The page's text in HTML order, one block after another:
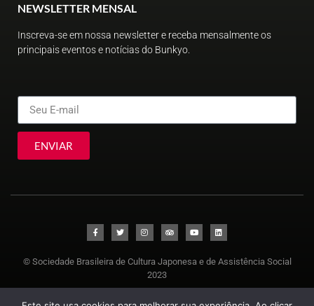
NEWSLETTER MENSAL
Inscreva-se em nossa newsletter e receba mensalmente os
principais eventos e notícias do Bunkyo.
ENVIAR
© Sociedade Brasileira de Cultura Japonesa e de Assistência Social
2023